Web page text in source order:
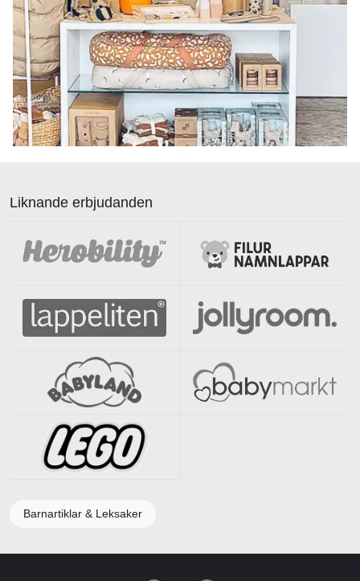
Liknande erbjudanden
Barnartiklar & Leksaker